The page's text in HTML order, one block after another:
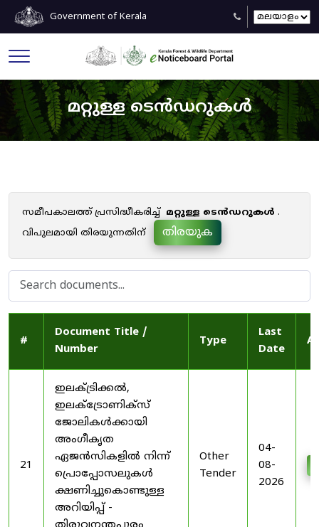
Government of Kerala
മറ്റുള്ള ടെൻഡറുകൾ
സമീപകാലത്ത് പ്രസിദ്ധീകരിച്ച് മറ്റുള്ള ടെൻഡറുകൾ .
വിപുലമായി തിരയുന്നതിന്
തിരയുക
#
Document Title /
Number
Type
Last
Date
21
ഇലക്ട്രിക്കൽ,
ഇലക്ട്രോണിക്സ്
ജോലികൾക്കായി
അംഗീകൃത
ഏജൻസികളിൽ നിന്ന്
പ്രൊപ്പോസലുകൾ
ക്ഷണിച്ചുകൊണ്ടുള്ള
അറിയിപ്പ് -
Other
Tender
04-
08-
2026